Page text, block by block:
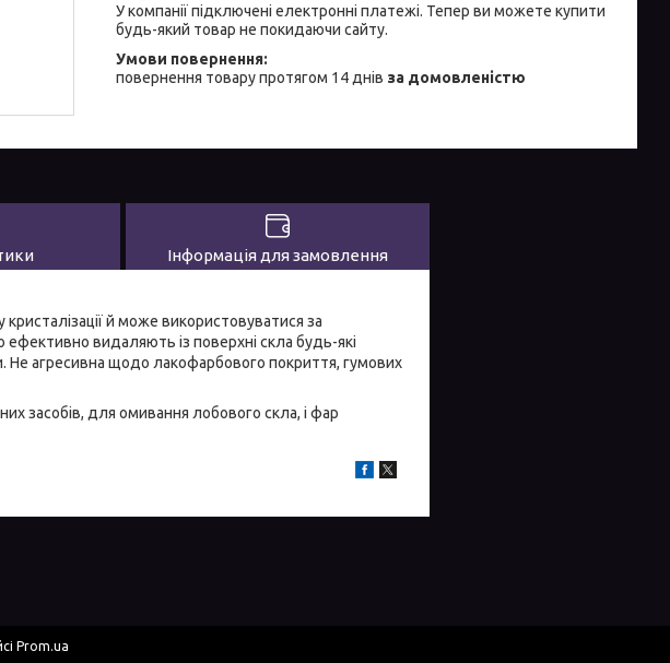
У компанії підключені електронні платежі. Тепер ви можете купити
будь-який товар не покидаючи сайту.
повернення товару протягом 14 днів за домовленістю
Інформація для замовлення
й може використовуватися за
видаляють із поверхні скла будь-які
агресивна щодо лакофарбового покриття, гумових
засобів, для омивання лобового скла, і фар
Prom.ua